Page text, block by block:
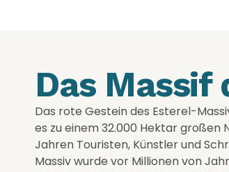
Das Massif
Das rote Gestein des Esterel-
es zu einem 32.000 Hektar
Jahren Touristen, Künstler und
Massiv wurde vor Millionen von